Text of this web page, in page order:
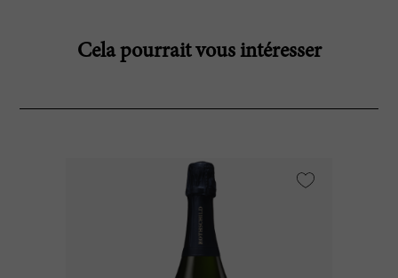
Cela pourrait vous intéresser